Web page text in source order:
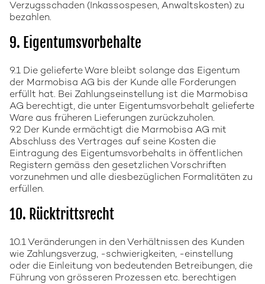
Verzugsschaden (Inkassospesen, Anwaltskosten) zu
bezahlen.
9. Eigentumsvorbehalte
9.1 Die gelieferte Ware bleibt solange das Eigentum
der Marmobisa AG bis der Kunde alle Forderungen
erfüllt hat. Bei Zahlungseinstellung ist die Marmobisa
AG berechtigt, die unter Eigentumsvorbehalt gelieferte
Ware aus früheren Lieferungen zurückzuholen.
9.2 Der Kunde ermächtigt die Marmobisa AG mit
Abschluss des Vertrages auf seine Kosten die
Eintragung des Eigentumsvorbehalts in öffentlichen
Registern gemäss den gesetzlichen Vorschriften
vorzunehmen und alle diesbezüglichen Formalitäten zu
erfüllen.
10. Rücktrittsrecht
10.1 Veränderungen in den Verhältnissen des Kunden
wie Zahlungsverzug, -schwierigkeiten, -einstellung
oder die Einleitung von bedeutenden Betreibungen, die
Führung von grösseren Prozessen etc. berechtigen